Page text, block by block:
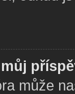
může